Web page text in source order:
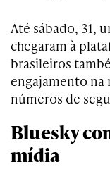
Até sábado, 31,
chegaram à
brasileiros
engajamento na
números de
Bluesky
mídia